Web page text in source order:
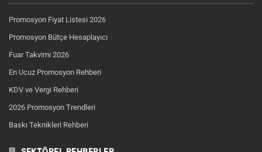
Promosyon Fiyat Listesi 2026
Promosyon Bütçe Hesaplayıcı
Fuar Takvimi 2026
En Ucuz Promosyon Rehberi
KDV ve Vergi Rehberi
2026 Promosyon Trendleri
Baskı Teknikleri Rehberi